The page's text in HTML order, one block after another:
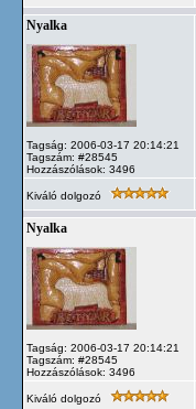
Nyalka
Tagság: 2006-03-17 20:14:21
Tagszám: #28545
Hozzászólások: 3496
Kiváló dolgozó
Nyalka
Tagság: 2006-03-17 20:14:21
Tagszám: #28545
Hozzászólások: 3496
Kiváló dolgozó